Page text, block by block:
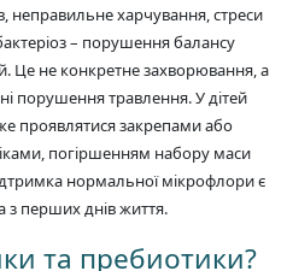
неправильне харчування, стреси
– порушення балансу
Це не конкретне захворювання, а
порушення травлення. У дітей
проявлятися закрепами або
погіршенням набору маси
нормальної мікрофлори є
перших днів життя.
та пребиотики?